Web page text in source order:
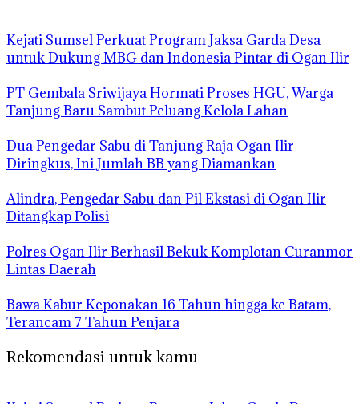
Kejati Sumsel Perkuat Program Jaksa Garda Desa
untuk Dukung MBG dan Indonesia Pintar di Ogan Ilir
PT Gembala Sriwijaya Hormati Proses HGU, Warga
Tanjung Baru Sambut Peluang Kelola Lahan
Dua Pengedar Sabu di Tanjung Raja Ogan Ilir
Diringkus, Ini Jumlah BB yang Diamankan
Alindra, Pengedar Sabu dan Pil Ekstasi di Ogan Ilir
Ditangkap Polisi
Polres Ogan Ilir Berhasil Bekuk Komplotan Curanmor
Lintas Daerah
Bawa Kabur Keponakan 16 Tahun hingga ke Batam,
Terancam 7 Tahun Penjara
Rekomendasi untuk kamu